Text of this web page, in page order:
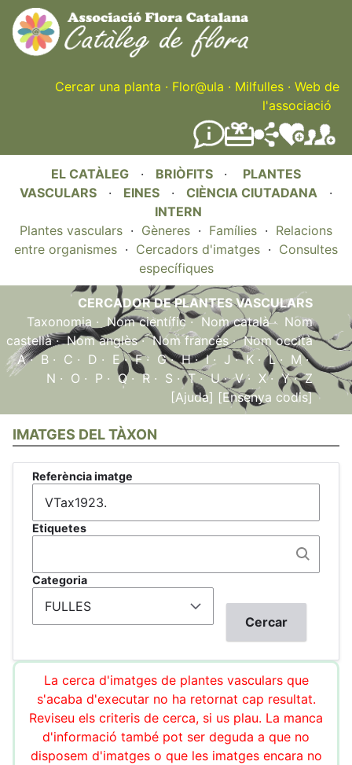
Skip
to
main
content
Cercar una planta · Flor@ula · Milfulles · Web de
l'associació
EL CATÀLEG · BRIÒFITS · PLANTES
VASCULARS · EINES · CIÈNCIA CIUTADANA ·
INTERN
Plantes vasculars · Gèneres · Famílies · Relacions
entre organismes · Cercadors d'imatges · Consultes
específiques
CERCADOR DE PLANTES VASCULARS
Taxonomia · Nom científic·Nom català· Nom
castellà·Nom anglès·Nom francès·Nom occità
A·B · C · D · E·F· G·H·I· J ·K ·L· M·
N · O · P · Q·R · S ·T ·U·V· X·Y·Z
[Ajuda] [Ensenya codis]
IMATGES DEL TÀXON
Referència imatge
Etiquetes
Categoria
La cerca d'imatges de plantes vasculars que
s'acaba d'executar no ha retornat cap resultat.
Reviseu els criteris de cerca, si us plau. La manca
d'informació també pot ser deguda a que no
disposem d'imatges o que les imatges encara no